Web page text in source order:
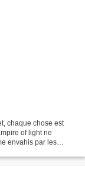
chaque chose est
of light ne
envahis par les